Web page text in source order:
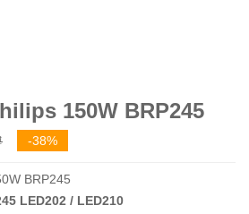
150W BRP245
Giá
là:
4.669.000₫.
Giá
tại
là:
-38%
BRP245
LED202 / LED210